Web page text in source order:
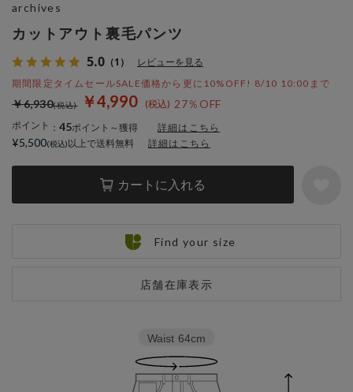
カットアウト裏毛パンツ
5.0 （1） レビューを見る
期間限定タイムセールSALE価格から更に10%OFF! 8/10 10:00まで
￥4,990 27％OFF
￥6,930
ポイント ： 45ポイント～獲得 詳細はこちら
カートに入れる
店舗在庫表示
archives
¥5,500 以上で送料無料 詳細はこちら
Find your size
Waist 64cm